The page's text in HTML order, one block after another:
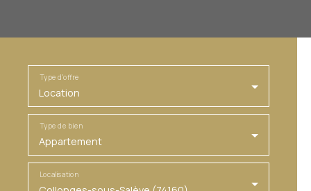
Location
Type d'offre
Appartement
Type de bien
Localisation